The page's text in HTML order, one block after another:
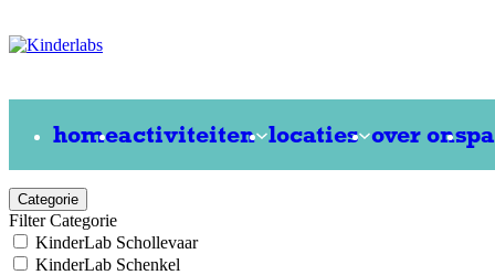
homeactiviteiten locaties over ons
Categorie
Filter Categorie
KinderLab Schollevaar
KinderLab Schenkel